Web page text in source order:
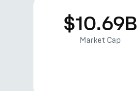
$10.69B
Market Cap